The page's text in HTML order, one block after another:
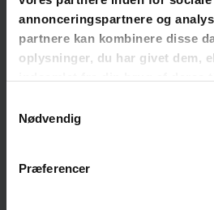
annonceringspartnere og
partnere kan kombinere disse
oplysninger, du har givet dem,
Nødvendig
Præferencer